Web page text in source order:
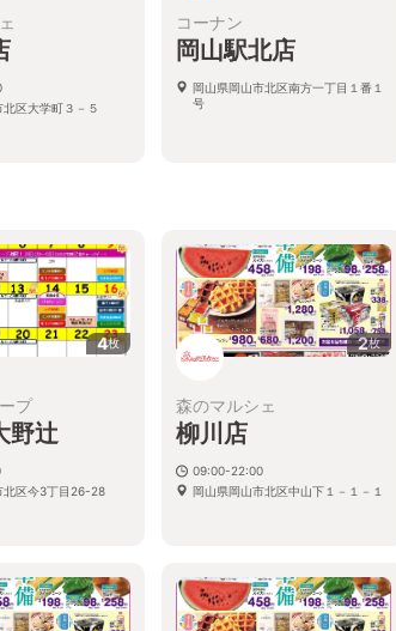
区大学町３－５
コーナン
岡山駅北店
岡山県岡山市北区南方一丁目１番１
号
4枚
プ
野辻
北区今3丁目26-28
2枚
森のマルシェ
柳川店
09:00-22:00
岡山県岡山市北区中山下１－１－１